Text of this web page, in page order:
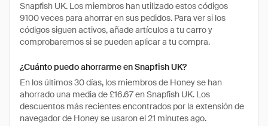
Snapfish UK. Los miembros han utilizado estos códigos
9100 veces para ahorrar en sus pedidos. Para ver si los
códigos siguen activos, añade artículos a tu carro y
comprobaremos si se pueden aplicar a tu compra.
¿Cuánto puedo ahorrarme en Snapfish UK?
En los últimos 30 días, los miembros de Honey se han
ahorrado una media de £16.67 en Snapfish UK. Los
descuentos más recientes encontrados por la extensión de
navegador de Honey se usaron el 21 minutes ago.